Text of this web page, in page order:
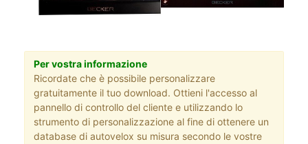
Per vostra informazione
Ricordate che è possibile personalizzare
gratuitamente il tuo download. Ottieni l'accesso al
pannello di controllo del cliente e utilizzando lo
strumento di personalizzazione al fine di ottenere un
database di autovelox su misura secondo le vostre